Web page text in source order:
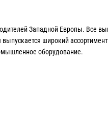
Западной Европы. Все
широкий
оборудование.